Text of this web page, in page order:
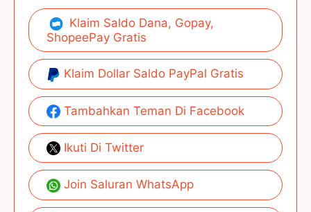
Klaim Saldo Dana, Gopay,
ShopeePay Gratis
Klaim Dollar Saldo PayPal Gratis
Tambahkan Teman Di Facebook
Ikuti Di Twitter
Join Saluran WhatsApp